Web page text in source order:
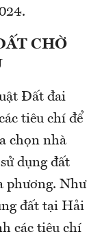
CHỜ
Đất đai
tiêu chí để
chọn nhà
dụng đất
phương. Như
đất tại Hải
các tiêu chí